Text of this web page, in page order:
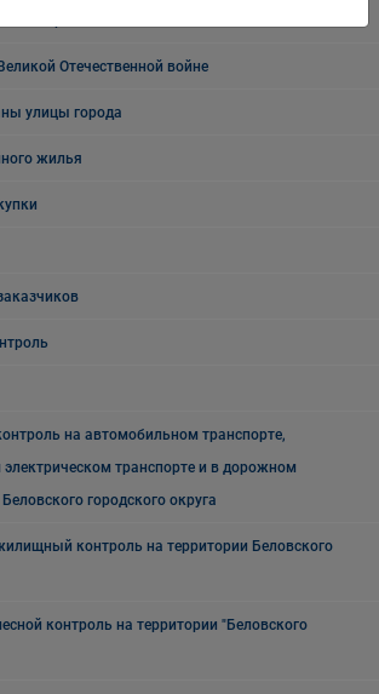
Отечественной войне
улицы города
жилья
на автомобильном транспорте,
транспорте и в дорожном
городского округа
контроль на территории Беловского
контроль на территории "Беловского